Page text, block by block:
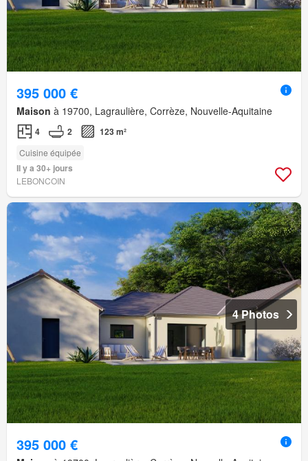
395 000 €
Maison à 19700, Lagraulière, Corrèze, Nouvelle-Aquitaine
4 2 123 m²
Cuisine équipée
Il y a 30+ jours
LEBONCOIN
4 Photos
395 000 €